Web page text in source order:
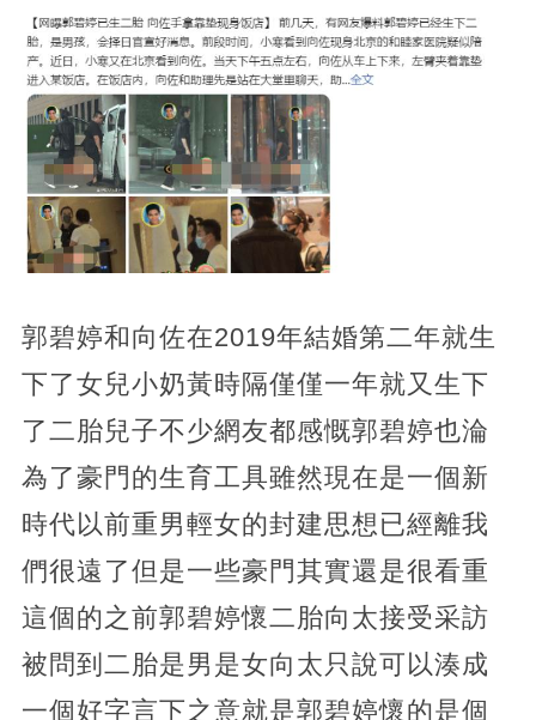
郭碧婷和向佐在2019年結婚第二年就生
下了女兒小奶黃時隔僅僅一年就又生下
了二胎兒子不少網友都感慨郭碧婷也淪
為了豪門的生育工具雖然現在是一個新
時代以前重男輕女的封建思想已經離我
們很遠了但是一些豪門其實還是很看重
這個的之前郭碧婷懷二胎向太接受采訪
被問到二胎是男是女向太只說可以湊成
一個好字言下之意就是郭碧婷懷的是個